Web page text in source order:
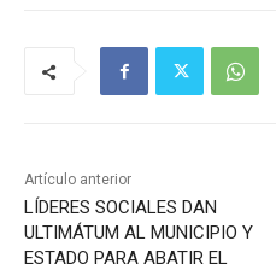
Artículo anterior
LÍDERES SOCIALES DAN
ULTIMÁTUM AL MUNICIPIO Y
ESTADO PARA ABATIR EL